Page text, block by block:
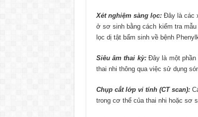
Xét nghiệm sàng lọc:Đây là các
ở sơ sinh bằng cách kiểm tra
lọc dị tật bẩm sinh về bệnh
Siêu âm thai kỳ:Đây là một phần
thai nhi thông qua việc sử dụng
Chụp cắt lớp vi tính (CT scan):
trong cơ thể của thai nhi hoặc sơ